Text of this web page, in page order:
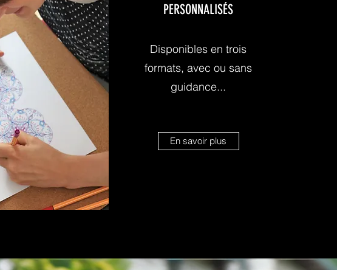
PERSONNALISÉS
Disponibles en trois
formats, avec ou sans
guidance...
En savoir plus